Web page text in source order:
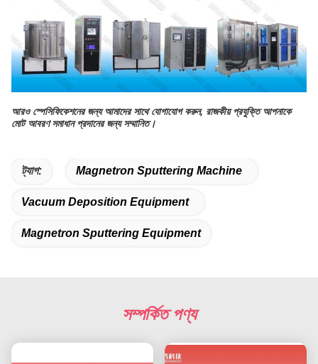
আরও স্পেসিফিকেশনের জন্য আমাদের সাথে যোগাযোগ করুন, রাজকীয় প্রযুক্তি আপনাকে
মোট আবরণ সমাধান প্রদানের জন্য সম্মানিত।
ট্যাগ: Magnetron Sputtering Machine
Vacuum Deposition Equipment
Magnetron Sputtering Equipment
সম্পর্কিত পণ্য